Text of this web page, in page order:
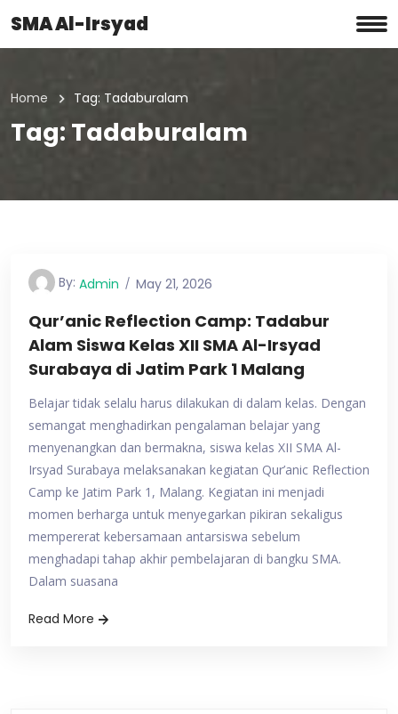
SMA Al-Irsyad
Home Tag: Tadaburalam
Tag: Tadaburalam
By: Admin May 21, 2026
Qur’anic Reflection Camp: Tadabur
Alam Siswa Kelas XII SMA Al-Irsyad
Surabaya di Jatim Park 1 Malang
Belajar tidak selalu harus dilakukan di dalam kelas. Dengan
semangat menghadirkan pengalaman belajar yang
menyenangkan dan bermakna, siswa kelas XII SMA Al-
Irsyad Surabaya melaksanakan kegiatan Qur’anic Reflection
Camp ke Jatim Park 1, Malang. Kegiatan ini menjadi
momen berharga untuk menyegarkan pikiran sekaligus
mempererat kebersamaan antarsiswa sebelum
menghadapi tahap akhir pembelajaran di bangku SMA.
Dalam suasana
Read More